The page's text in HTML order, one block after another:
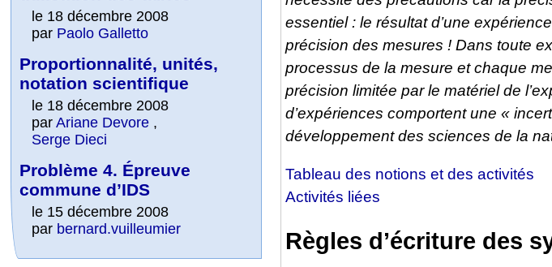
essentiel : le résultat d’une
précision des mesures ! Dans toute
processus de la mesure et chaque
précision limitée par le matériel de
d’expériences comportent une «
développement des sciences de la
Tableau des notions et des activités
Activités liées
Règles d’écriture des
le 18 décembre 2008
par Paolo Galletto
Proportionnalité, unités,
notation scientifique
le 18 décembre 2008
parAriane Devore ,
Serge Dieci
Problème 4. Épreuve
commune d’IDS
le 15 décembre 2008
par bernard.vuilleumier